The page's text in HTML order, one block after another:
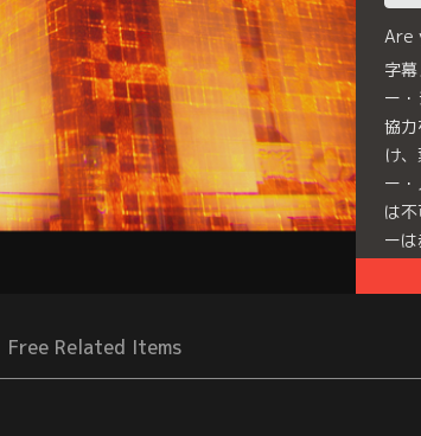
Are
字
ー
協
け
ー
は
ー
Free Related Items